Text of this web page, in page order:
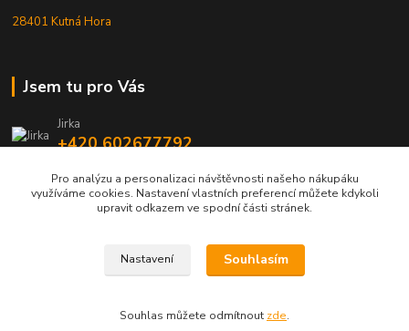
28401 Kutná Hora
Jsem tu pro Vás
Jirka
+420 602677792
info@jarmy.cz
Kopyrájt - Jarmy.cz
Pro analýzu a personalizaci návštěvnosti našeho nákupáku
využíváme cookies. Nastavení vlastních preferencí můžete kdykoli
upravit odkazem ve spodní části stránek.
Nastavení Souhlasím
Souhlas můžete odmítnout zde.